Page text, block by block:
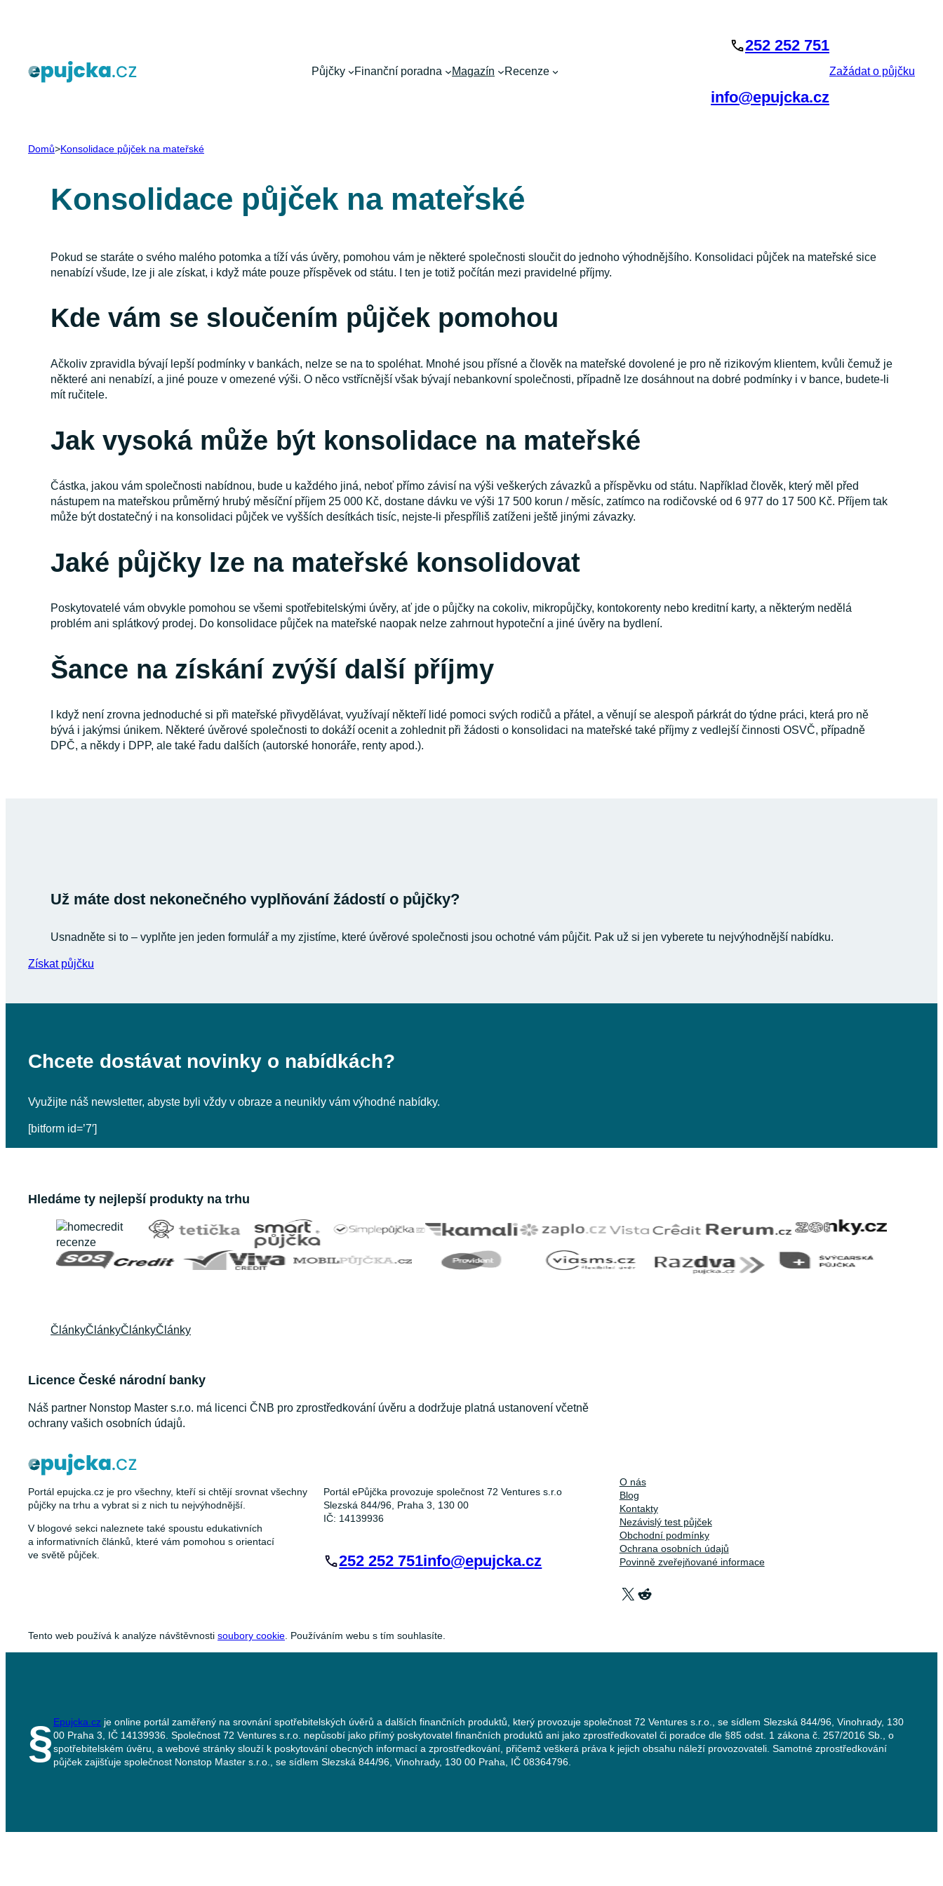
Půjčky Finanční poradna Magazín Recenze
252 252 751
info@epujcka.cz
Zažádat o půjčku
Domů>Konsolidace půjček na mateřské
Konsolidace půjček na mateřské
Pokud se staráte o svého malého potomka a tíží vás úvěry, pomohou vám je některé společnosti sloučit do jednoho výhodnějšího. Konsolidaci půjček na mateřské sice
nenabízí všude, lze ji ale získat, i když máte pouze příspěvek od státu. I ten je totiž počítán mezi pravidelné příjmy.
Kde vám se sloučením půjček pomohou
Ačkoliv zpravidla bývají lepší podmínky v bankách, nelze se na to spoléhat. Mnohé jsou přísné a člověk na mateřské dovolené je pro ně rizikovým klientem, kvůli čemuž je
některé ani nenabízí, a jiné pouze v omezené výši. O něco vstřícnější však bývají nebankovní společnosti, případně lze dosáhnout na dobré podmínky i v bance, budete-li
mít ručitele.
Jak vysoká může být konsolidace na mateřské
Částka, jakou vám společnosti nabídnou, bude u každého jiná, neboť přímo závisí na výši veškerých závazků a příspěvku od státu. Například člověk, který měl před
nástupem na mateřskou průměrný hrubý měsíční příjem 25 000 Kč, dostane dávku ve výši 17 500 korun / měsíc, zatímco na rodičovské od 6 977 do 17 500 Kč. Příjem tak
může být dostatečný i na konsolidaci půjček ve vyšších desítkách tisíc, nejste-li přespříliš zatíženi ještě jinými závazky.
Jaké půjčky lze na mateřské konsolidovat
Poskytovatelé vám obvykle pomohou se všemi spotřebitelskými úvěry, ať jde o půjčky na cokoliv, mikropůjčky, kontokorenty nebo kreditní karty, a některým nedělá
problém ani splátkový prodej. Do konsolidace půjček na mateřské naopak nelze zahrnout hypoteční a jiné úvěry na bydlení.
Šance na získání zvýší další příjmy
I když není zrovna jednoduché si při mateřské přivydělávat, využívají někteří lidé pomoci svých rodičů a přátel, a věnují se alespoň párkrát do týdne práci, která pro ně
bývá i jakýmsi únikem. Některé úvěrové společnosti to dokáží ocenit a zohlednit při žádosti o konsolidaci na mateřské také příjmy z vedlejší činnosti OSVČ, případně
DPČ, a někdy i DPP, ale také řadu dalších (autorské honoráře, renty apod.).
Už máte dost nekonečného vyplňování žádostí o půjčky?
Usnadněte si to – vyplňte jen jeden formulář a my zjistíme, které úvěrové společnosti jsou ochotné vám půjčit. Pak už si jen vyberete tu nejvýhodnější nabídku.
Získat půjčku
Chcete dostávat novinky o nabídkách?
Využijte náš newsletter, abyste byli vždy v obraze a neunikly vám výhodné nabídky.
[bitform id=’7′]
Hledáme ty nejlepší produkty na trhu
ČlánkyČlánkyČlánkyČlánky
Licence České národní banky
Náš partner Nonstop Master s.r.o. má licenci ČNB pro zprostředkování úvěru a dodržuje platná ustanovení včetně
ochrany vašich osobních údajů.
Portál epujcka.cz je pro všechny, kteří si chtějí srovnat všechny
půjčky na trhu a vybrat si z nich tu nejvýhodnější.
V blogové sekci naleznete také spoustu edukativních
a informativních článků, které vám pomohou s orientací
ve světě půjček.
Portál ePůjčka provozuje společnost 72 Ventures s.r.o
Slezská 844/96, Praha 3, 130 00
IČ: 14139936
252 252 751info@epujcka.cz
O nás
Blog
Kontakty
Nezávislý test půjček
Obchodní podmínky
Ochrana osobních údajů
Povinně zveřejňované informace
X Reddit
Tento web používá k analýze návštěvnosti soubory cookie . Používáním webu s tím souhlasíte.
§ Epujcka.cz je online portál zaměřený na srovnání spotřebitelských úvěrů a dalších finančních produktů, který provozuje společnost 72 Ventures s.r.o., se sídlem Slezská 844/96, Vinohrady, 130
00 Praha 3, IČ 14139936. Společnost 72 Ventures s.r.o. nepůsobí jako přímý poskytovatel finančních produktů ani jako zprostředkovatel či poradce dle §85 odst. 1 zákona č. 257/2016 Sb., o
spotřebitelském úvěru, a webové stránky slouží k poskytování obecných informací a zprostředkování, přičemž veškerá práva k jejich obsahu náleží provozovateli. Samotné zprostředkování
půjček zajišťuje společnost Nonstop Master s.r.o., se sídlem Slezská 844/96, Vinohrady, 130 00 Praha, IČ 08364796.